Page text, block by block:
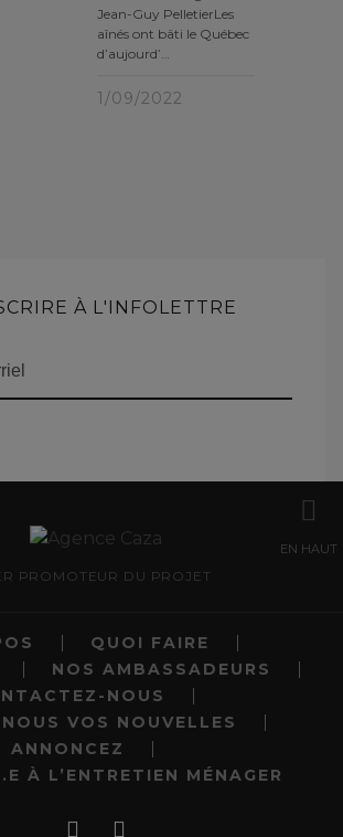
Jean-Guy PelletierLes
aînés ont bâti le Québec
d’aujourd’…
1/09/2022
À L'INFOLETTRE
EN HAUT
PROMOTEUR DU PROJET
QUOI FAIRE
NOS AMBASSADEURS
NOUS
VOS NOUVELLES
ANNONCEZ
À L’ENTRETIEN MÉNAGER